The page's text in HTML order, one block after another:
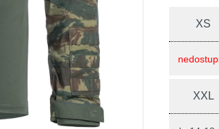
XS
XXL